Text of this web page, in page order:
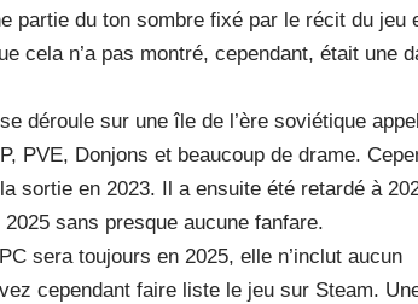
partie du ton sombre fixé par le récit du jeu
cela n’a pas montré, cependant, était une
déroule sur une île de l’ère soviétique
PVE, Donjons et beaucoup de drame.
sortie en 2023. Il a ensuite été retardé à
sans presque aucune fanfare.
sera toujours en 2025, elle n’inclut aucun
cependant faire liste le jeu sur Steam.